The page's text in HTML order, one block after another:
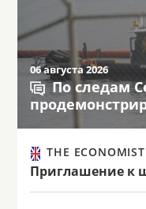
06 августа 2026
По следам
THE
Приглашение к